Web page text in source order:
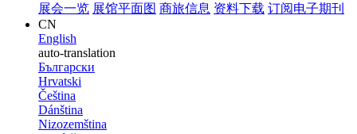
展会一览 展馆平面图 商旅信息 资料下载 订阅电子期刊
CN
English
auto-translation
Български
Hrvatski
Čeština
Dánština
Nizozemština